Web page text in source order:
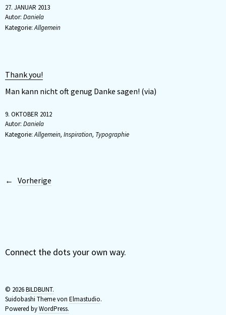
27. JANUAR 2013
Autor: Daniela
Kategorie:Allgemein
Thank you!
Man kann nicht oft genug Danke sagen! (via)
9. OKTOBER 2012
Autor: Daniela
Kategorie:Allgemein, Inspiration, Typographie
Vorherige
Connect the dots your own way.
© 2026BILDBUNT.
Suidobashi Theme von Elmastudio.
Powered byWordPress.